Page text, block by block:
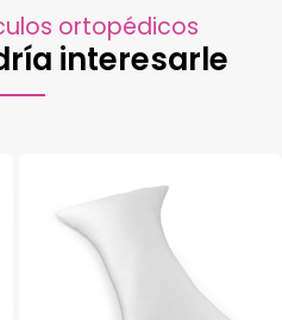
ortopédicos
interesarle